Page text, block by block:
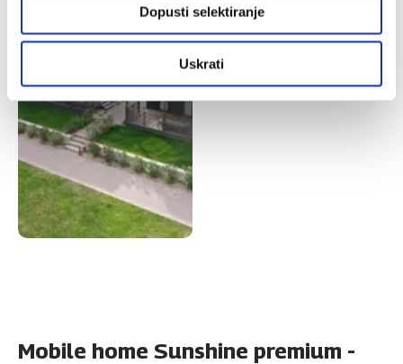
Dopusti selektiranje
Uskrati
Mobile home Sunshine premium -